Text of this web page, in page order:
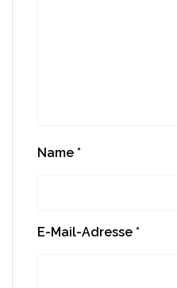
Name *
E-Mail-Adresse *